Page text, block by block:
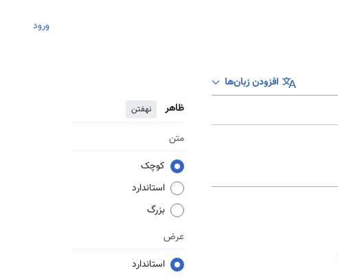
ورود
افزودن زبان‌ها
ظاهر نهفتن
متن
کوچک
استاندارد
بزرگ
عرض
استاندارد